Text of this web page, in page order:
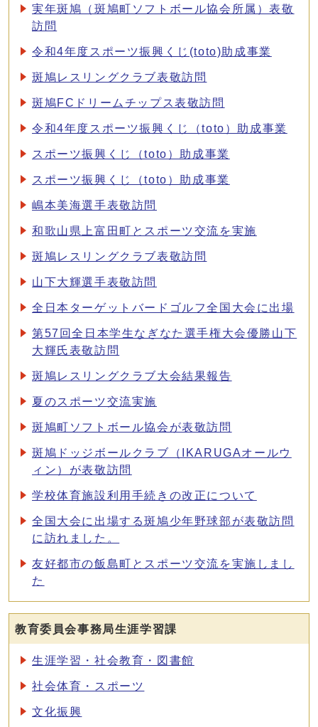
実年斑鳩（斑鳩町ソフトボール協会所属）表敬
訪問
令和4年度スポーツ振興くじ(toto)助成事業
斑鳩レスリングクラブ表敬訪問
斑鳩FCドリームチップス表敬訪問
令和4年度スポーツ振興くじ（toto）助成事業
スポーツ振興くじ（toto）助成事業
スポーツ振興くじ（toto）助成事業
嶋本美海選手表敬訪問
和歌山県上富田町とスポーツ交流を実施
斑鳩レスリングクラブ表敬訪問
山下大輝選手表敬訪問
全日本ターゲットバードゴルフ全国大会に出場
第57回全日本学生なぎなた選手権大会優勝山下
大輝氏表敬訪問
斑鳩レスリングクラブ大会結果報告
夏のスポーツ交流実施
斑鳩町ソフトボール協会が表敬訪問
斑鳩ドッジボールクラブ（IKARUGAオールウ
ィン）が表敬訪問
学校体育施設利用手続きの改正について
全国大会に出場する斑鳩少年野球部が表敬訪問
に訪れました。
友好都市の飯島町とスポーツ交流を実施しまし
た
教育委員会事務局生涯学習課
生涯学習・社会教育・図書館
社会体育・スポーツ
文化振興